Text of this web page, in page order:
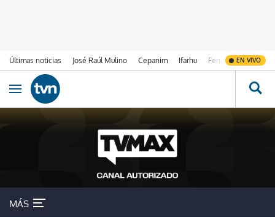
Últimas noticias José Raúl Mulino Cepanim Ifarhu Fenómeno de El
EN VIVO
Ir al contenido
Obrir navegació
MÁS